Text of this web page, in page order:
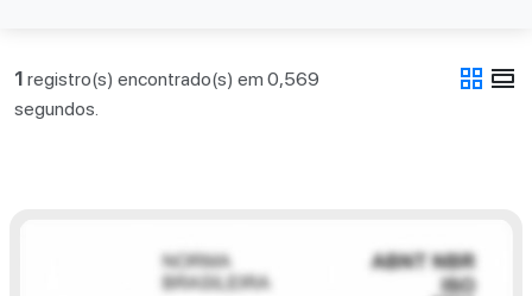
1 registro(s) encontrado(s) em 0,569
segundos.
grid_view view_day